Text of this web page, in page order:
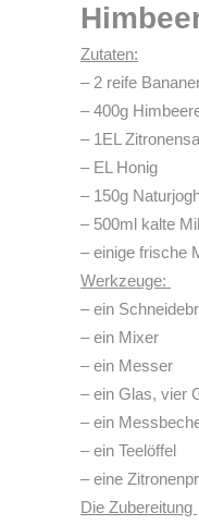
Zutaten:
– 2 reife
– 400g
– 1EL
– EL Honig
– 150g
– 500ml kalte
– einige frische
Werkzeuge:
– ein
– ein Mixer
– ein Messer
– ein Glas, vier
– ein
– ein Teelöffel
– eine
Die Zubereitung